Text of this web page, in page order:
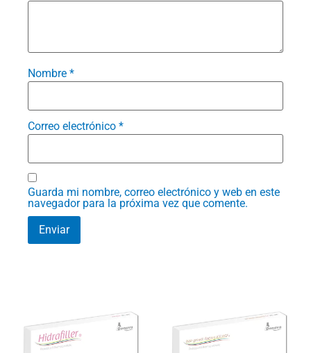
Nombre *
Correo electrónico *
Guarda mi nombre, correo electrónico y web en este
navegador para la próxima vez que comente.